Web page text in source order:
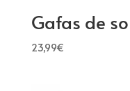
Gafas de
23,99€